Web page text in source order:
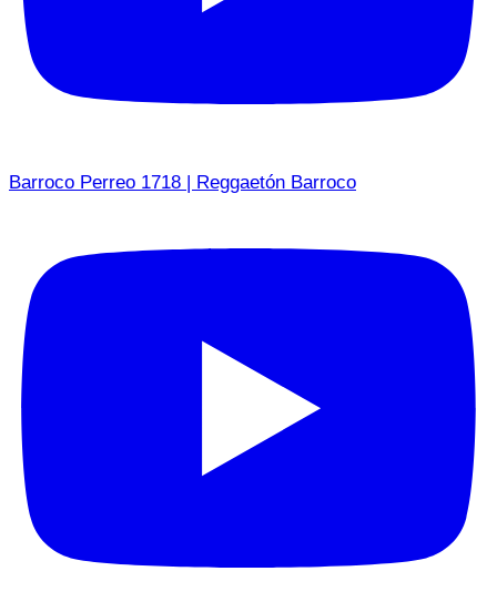
Barroco Perreo 1718 | Reggaetón Barroco